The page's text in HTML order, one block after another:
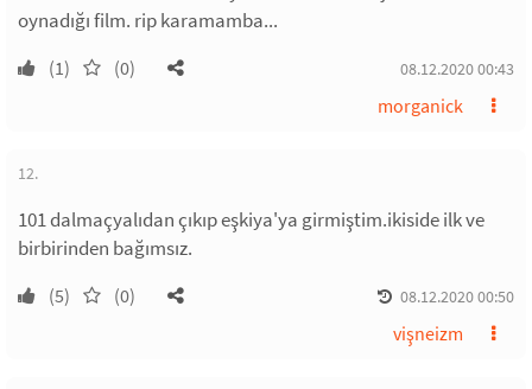
oynadığı film. rip karamamba...
(1) (0) 08.12.2020 00:43
morganick
12.
101 dalmaçyalıdan çıkıp eşkiya'ya girmiştim.ikiside ilk ve
birbirinden bağımsız.
(5) (0) 08.12.2020 00:50
vişneizm